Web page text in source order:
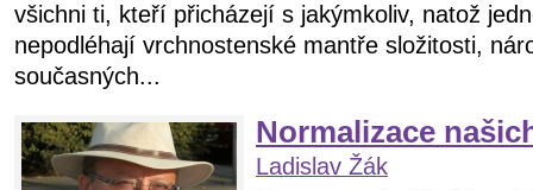
všichni ti, kteří přicházejí s jakýmkoliv, natož
nepodléhají vrchnostenské mantře složitosti,
současných...
Normalizace
Ladislav Žák